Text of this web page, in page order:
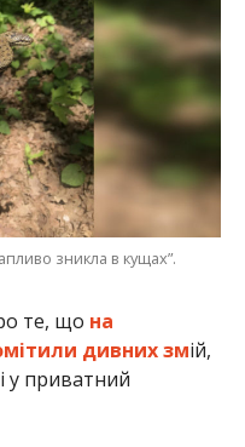
зникла в кущах”.
те, що на
дивних змій,
у приватний